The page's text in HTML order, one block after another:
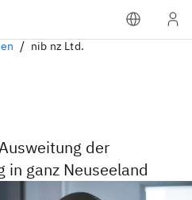
nib nz Ltd.
der
in ganz Neuseeland